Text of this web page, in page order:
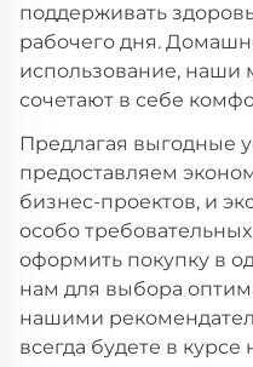
поддерживать
рабочего дня.
использование, наши
сочетают в себе
Предлагая выгодные
предоставляем
бизнес-проектов, и
особо
оформить покупку в
нам для выбора
нашими
всегда будете в